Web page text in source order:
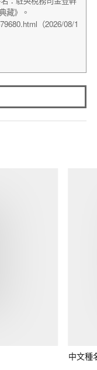
中文種